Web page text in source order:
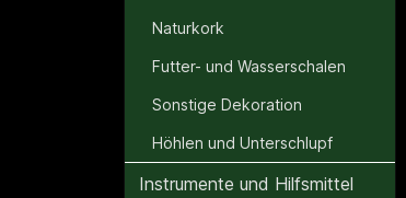
Naturkork
Futter- und Wasserschalen
Sonstige Dekoration
Höhlen und Unterschlupf
Instrumente und Hilfsmittel